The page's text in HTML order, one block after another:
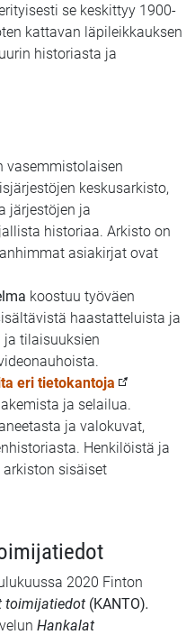
se keskittyy 1900-
kattavan läpileikkauksen
historiasta ja
vasemmistolaisen
keskusarkisto,
järjestöjen ja
historiaa. Arkisto on
asiakirjat ovat
koostuu työväen
haastatteluista ja
ja tilaisuuksien
eri tietokantoja
ja selailua.
ja valokuvat,
Henkilöistä ja
sisäiset
2020 Finton
toimijatiedot (KANTO).
Hankalat